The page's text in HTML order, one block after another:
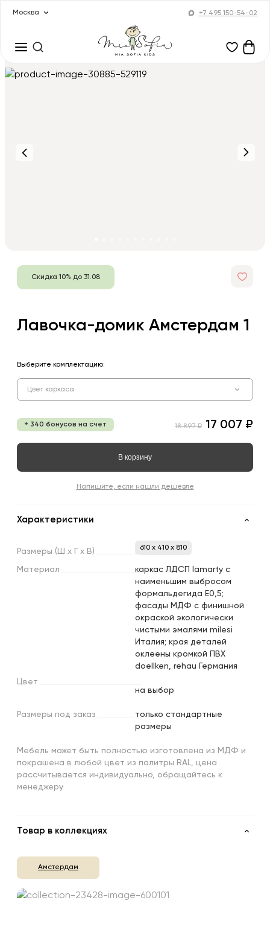
Москва +7 495 150-54-02
Скидка 10% до 31.08
Лавочка-домик Амстердам 1
Выберите комплектацию:
Цвет каркаса
+ 340 бонусов на счет 18 897 ₽ 17 007 ₽
В корзину
Напишите, если нашли дешевле
Характеристики
Размеры (Ш х х В) 610 x 410 x 810
Материал
каркас ЛДСП lamarty с
наименьшим выбросом
формальдегида Е0,5;
фасады МДФ с финишной
окраской экологически
чистыми эмалями milesi
Италия; края деталей
оклеены кромкой ПВХ
doellken, rehau Германия
Цвет
на выбор
Размеры под заказ
только стандартные
размеры
Мебель может быть полностью изготовлена из МДФ и
покрашена в любой цвет из палитры RAL, цена
рассчитывается индивидуально, обращайтесь к
менеджеру
Товар в коллекциях
Амстердам